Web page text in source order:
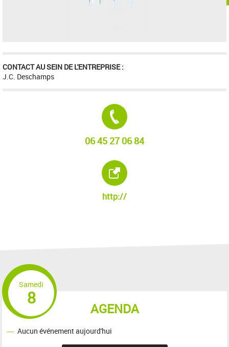
CONTACT AU SEIN DE L'ENTREPRISE :
J.C. Deschamps
06 45 27 06 84
http://
AGENDA
Samedi
8
Aucun événement aujourd'hui